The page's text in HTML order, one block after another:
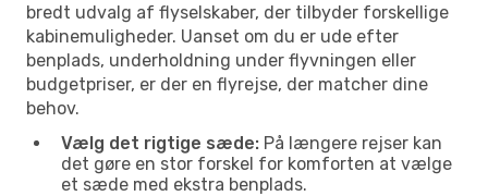
bredt udvalg af flyselskaber, der tilbyder forskellige
kabinemuligheder. Uanset om du er ude efter
benplads, underholdning under flyvningen eller
budgetpriser, er der en flyrejse, der matcher dine
behov.
Vælg det rigtige sæde: På længere rejser kan
det gøre en stor forskel for komforten at vælge
et sæde med ekstra benplads.